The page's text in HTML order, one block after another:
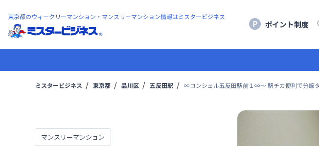
東京都のウィークリーマンション・マンスリーマンション情報はミスタービジネス
ポイント制度
ミスタービジネス 東京都 品川区 五反田駅 ∞コンシェル五反田駅前１∞〜 駅チカ便利で分譲
マンスリーマンション